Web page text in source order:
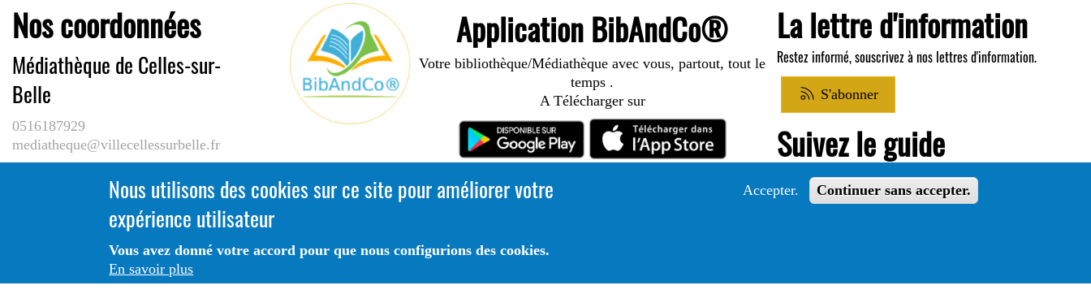
Nos coordonnées
Médiathèque de Celles-sur-
Belle
0516187929
mediatheque@villecellessurbelle.fr
12 Av. de Limoges
79370 CELLES-SUR-BELLE
Application BibAndCo®
Votre bibliothèque/Médiathèque avec vous, partout, tout le
temps .
A Télécharger sur
La lettre d'information
Restez informé, souscrivez à nos lettres d'information.
S'abonner
Suivez le guide
Informations sur l'utilisation de votre compte
adhérent
Nous utilisons des cookies sur ce site pour améliorer votre
expérience utilisateur
Vous avez donné votre accord pour que nous configurions des cookies.
En savoir plus
Accepter. Continuer sans accepter.